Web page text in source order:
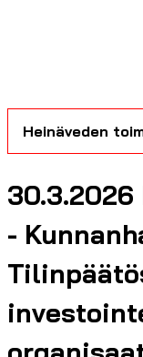
Heinäveden
-